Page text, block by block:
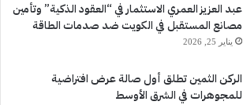
عبد العزيز العمري الاستثمار في “العقود الذكية” وتأمين
مصانع المستقبل في الكويت ضد صدمات الطاقة
يناير 25, 2026
الركن الثمين تطلق أول صالة عرض افتراضية
للمجوهرات في الشرق الأوسط